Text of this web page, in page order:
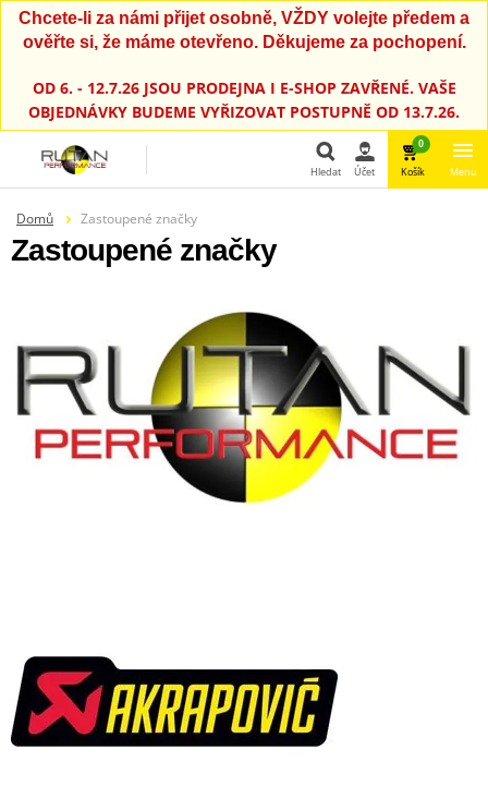
Chcete-li za námi přijet osobně, VŽDY volejte předem a
ověřte si, že máme otevřeno. Děkujeme za pochopení.
OD 6. - 12.7.26 JSOU PRODEJNA I E-SHOP ZAVŘENÉ. VAŠE
OBJEDNÁVKY BUDEME VYŘIZOVAT POSTUPNĚ OD 13.7.26.
Hledat Účet
0
Košík Menu
Domů Zastoupené značky
Zastoupené značky